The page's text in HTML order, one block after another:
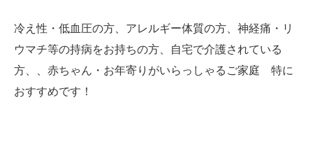
冷え性・低血圧の方、アレルギー体質の方、神経痛・リ
ウマチ等の持病をお持ちの方、自宅で介護されている
方、、赤ちゃん・お年寄りがいらっしゃるご家庭 特に
おすすめです！